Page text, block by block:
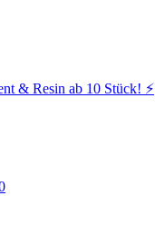
& Resin ab 10 Stück! ⚡️